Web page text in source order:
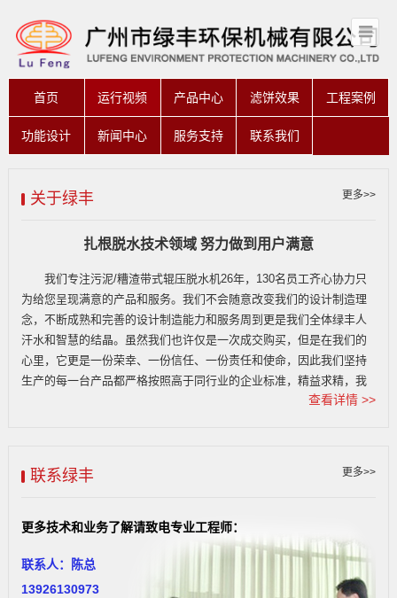
首页 运行视频 产品中心 滤饼效果 工程案例
功能设计 新闻中心 服务支持 联系我们
更多>>
关于绿丰
扎根脱水技术领域 努力做到用户满意
我们专注污泥/糟渣带式辊压脱水机26年，130名员工齐心协力只
为给您呈现满意的产品和服务。我们不会随意改变我们的设计制造理
念，不断成熟和完善的设计制造能力和服务周到更是我们全体绿丰人
汗水和智慧的结晶。虽然我们也许仅是一次成交购买，但是在我们的
心里，它更是一份荣幸、一份信任、一份责任和使命，因此我们坚持
生产的每一台产品都严格按照高于同行业的企业标准，精益求精，我
们不奢望颠覆传统技术，但我们有信心改良并超越传统技术，请相信
业生产剩余泥浆（
为依托，逐步建立起一支团结高效的科研、生产制造及服务队伍，拥
有一批高级科研及工程技术人员，包括机械设计、机械制 造、电气控
制、环保工艺等专业人才......
查看详情 >>
更多>>
联系绿丰
更多技术和业务了解请致电专业工程师：
联系人：陈总
13926130973